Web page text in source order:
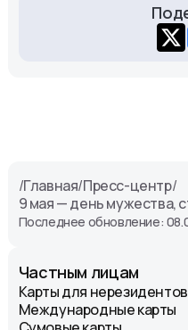
/Главная/Пресс-центр/
9 мая — день мужества,
Последнее обновление:
Частным лицам
Карты для нерезидентов
Международные карты